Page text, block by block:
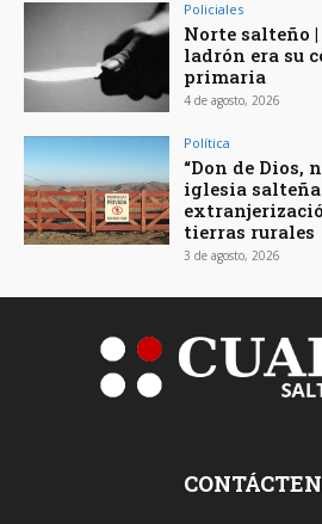
Policiales
Norte salteño
ladrón era su
primaria
4 de agosto, 2026
Política
“Don de Dios,
iglesia
tierras rurales
3 de agosto, 2026